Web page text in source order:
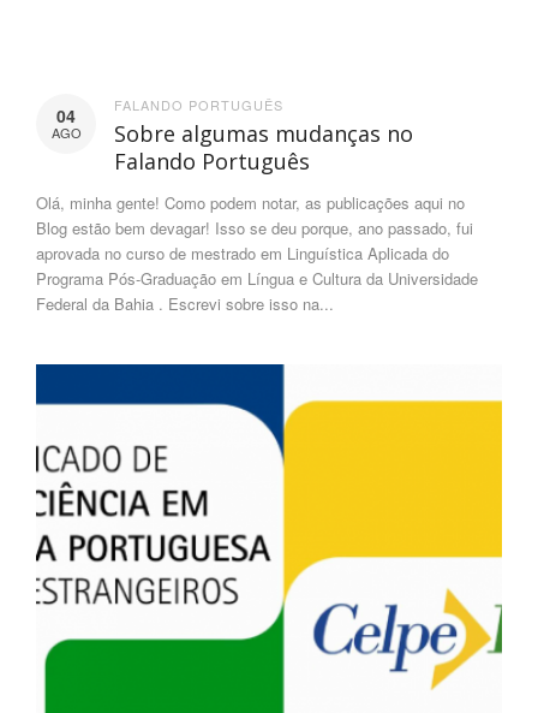
04
AGO
FALANDO PORTUGUÊS
Sobre algumas mudanças no
Falando Português
Olá, minha gente! Como podem notar, as publicações aqui no
Blog estão bem devagar! Isso se deu porque, ano passado, fui
aprovada no curso de mestrado em Linguística Aplicada do
Programa Pós-Graduação em Língua e Cultura da Universidade
Federal da Bahia . Escrevi sobre isso na...